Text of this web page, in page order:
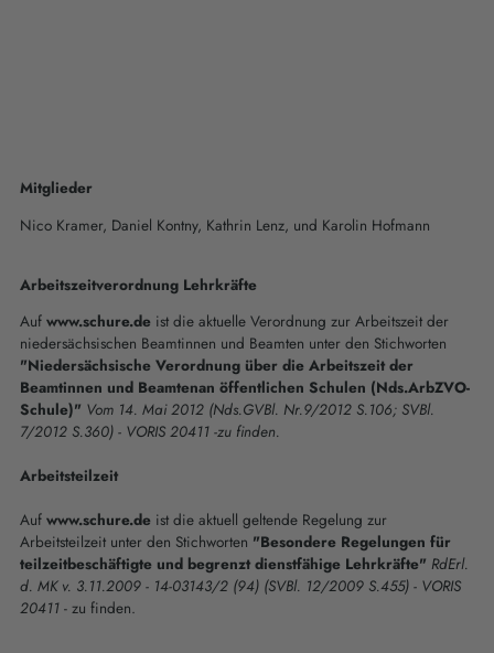
Mitglieder
Nico Kramer, Daniel Kontny, Kathrin Lenz, und Karolin Hofmann
Arbeitszeitverordnung Lehrkräfte
Auf www.schure.deist die aktuelle Verordnung zur Arbeitszeit der
niedersächsischen Beamtinnen und Beamten unter den Stichworten
"Niedersächsische Verordnung über die Arbeitszeit der
Beamtinnen und Beamtenan öffentlichen Schulen (Nds.ArbZVO-
Schule)" Vom 14. Mai 2012 (Nds.GVBl. Nr.9/2012 S.106; SVBl.
7/2012 S.360) - VORIS 20411 -zu finden.
Arbeitsteilzeit
Auf www.schure.deist die aktuell geltende Regelung zur
Arbeitsteilzeit unter den Stichworten "Besondere Regelungen für
teilzeitbeschäftigte und begrenzt dienstfähige Lehrkräfte" RdErl.
d. MK v. 3.11.2009 - 14-03143/2 (94) (SVBl. 12/2009 S.455) - VORIS
20411- zu finden.